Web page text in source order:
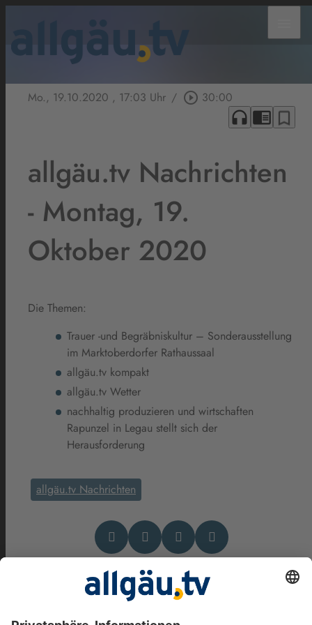
Mo., 19.10.2020 , 17:03 Uhr / play_circle_outline 30:00
headphones chrome_reader_mode bookmark_border
allgäu.tv Nachrichten
- Montag, 19.
Oktober 2020
Die Themen:
Trauer -und Begräbniskultur – Sonderausstellung
im Marktoberdorfer Rathaussaal
allgäu.tv kompakt
allgäu.tv Wetter
nachhaltig produzieren und wirtschaften
Rapunzel in Legau stellt sich der
Herausforderung
allgäu.tv Nachrichten